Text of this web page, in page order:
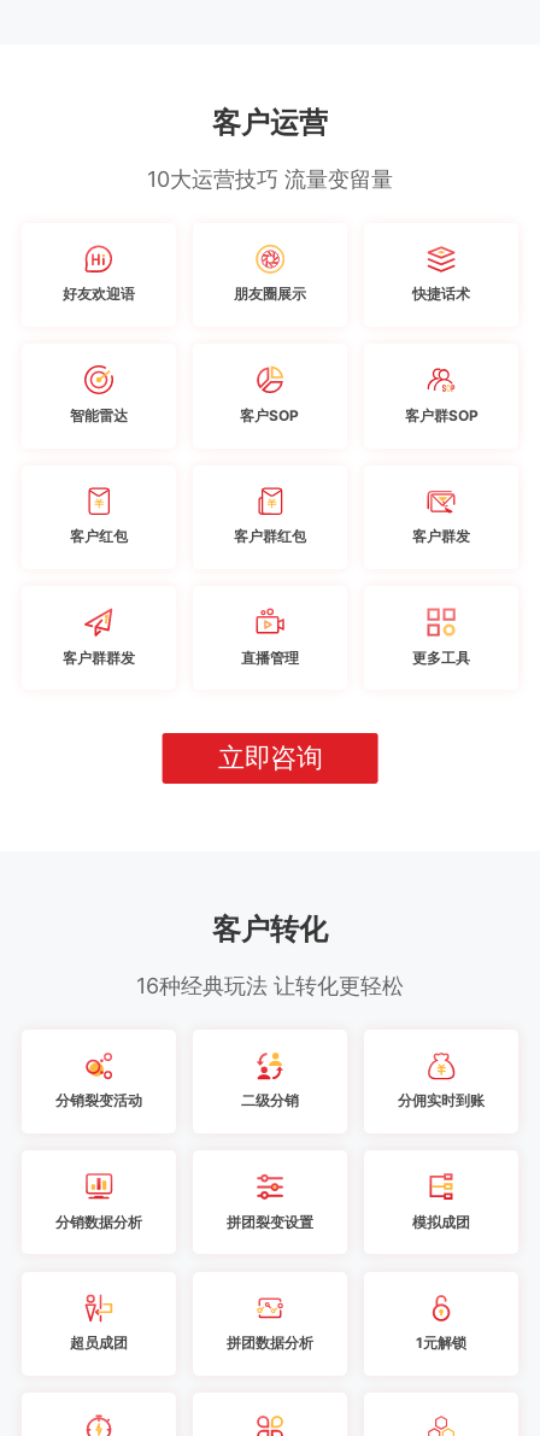
客户运营
10大运营技巧 流量变留量
好友欢迎语 朋友圈展示 快捷话术
智能雷达 客户SOP 客户群SOP
客户红包 客户群红包 客户群发
客户群群发 直播管理 更多工具
立即咨询
客户转化
16种经典玩法 让转化更轻松
分销裂变活动 二级分销 分佣实时到账
分销数据分析 拼团裂变设置 模拟成团
超员成团 拼团数据分析 1元解锁